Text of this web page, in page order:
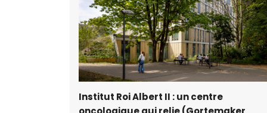
Institut Roi Albert II : un centre